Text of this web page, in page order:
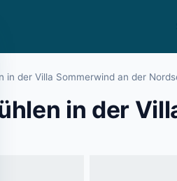
in der Villa Sommerwind an der
in der